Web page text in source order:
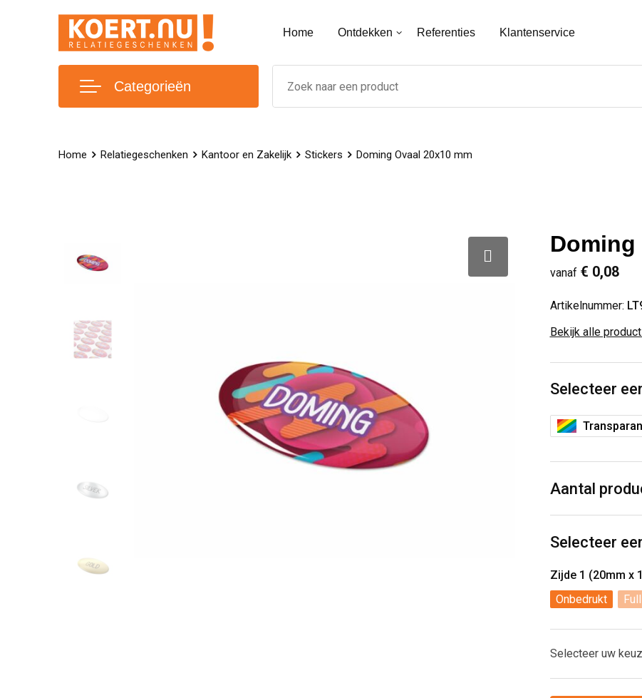
Home Ontdekken Referenties Klantenservice
Categorieën
Home Relatiegeschenken Kantoor en Zakelijk Stickers Doming Ovaal 20x10 mm
Doming
vanaf € 0,08
Artikelnummer:
Bekijk alle
Selecteer
Aantal
Selecteer
Zijde 1 (20mm x
Onbedrukt
Selecteer uw